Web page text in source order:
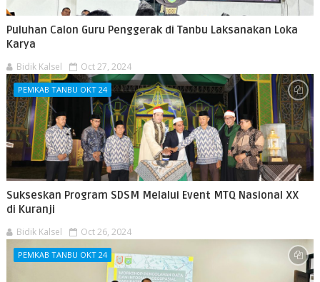
Puluhan Calon Guru Penggerak di Tanbu Laksanakan Loka
Karya
Bidik Kalsel Oct 27, 2024
PEMKAB TANBU OKT 24
Sukseskan Program SDSM Melalui Event MTQ Nasional XX
di Kuranji
Bidik Kalsel Oct 26, 2024
PEMKAB TANBU OKT 24